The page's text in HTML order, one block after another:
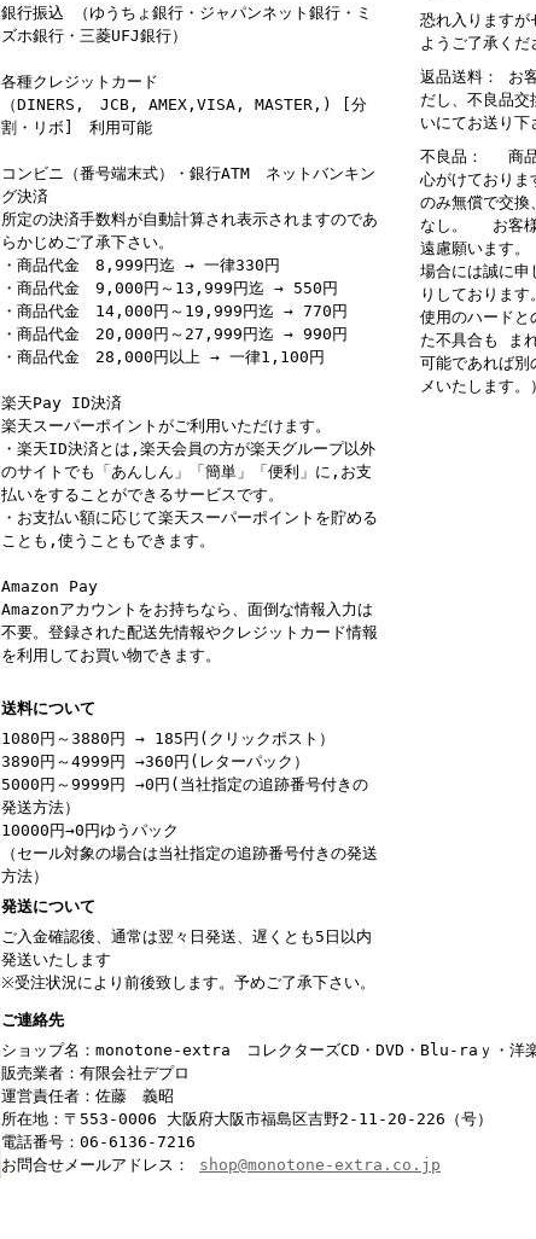
銀行振込 （ゆうちょ銀行・ジャパンネット銀行・ミ
ズホ銀行・三菱UFJ銀行）
各種クレジットカード
（DINERS, JCB, AMEX,VISA, MASTER,) [分
割・リボ] 利用可能
コンビニ（番号端末式）・銀行ATM ネットバンキン
グ決済
所定の決済手数料が自動計算され表示されますのであ
らかじめご了承下さい。
・商品代金 8,999円迄 → 一律330円
・商品代金 9,000円～13,999円迄 → 550円
・商品代金 14,000円～19,999円迄 → 770円
・商品代金 20,000円～27,999円迄 → 990円
・商品代金 28,000円以上 → 一律1,100円
楽天Pay ID決済
楽天スーパーポイントがご利用いただけます。
・楽天ID決済とは,楽天会員の方が楽天グループ以外
のサイトでも「あんしん」「簡単」「便利」に,お支
払いをすることができるサービスです。
・お支払い額に応じて楽天スーパーポイントを貯める
ことも,使うこともできます。
Amazon Pay
Amazonアカウントをお持ちなら、面倒な情報入力は
不要。登録された配送先情報やクレジットカード情報
を利用してお買い物できます。
送料について
1080円～3880円 → 185円(クリックポスト）
3890円～4999円 →360円(レターパック）
5000円～9999円 →0円(当社指定の追跡番号付きの
発送方法）
10000円→0円ゆうパック
（セール対象の場合は当社指定の追跡番号付きの発送
方法）
発送について
ご入金確認後、通常は翌々日発送、遅くとも5日以内
発送いたします
※受注状況により前後致します。予めご了承下さい。
恐れ入りますが
ようご了承くだ
返品送料： お
だし、不良品交
いにてお送り下
不良品： 商品
心がけておりま
のみ無償で交換
なし。 お客様
遠慮願います
場合には誠に申
りしておりま
使用のハードと
た不具合も ま
可能であれば別
メいたします
ご連絡先
ショップ名：monotone-extra コレクターズCD・DVD・Blu-raｙ・洋
販売業者：有限会社デプロ
運営責任者：佐藤 義昭
所在地：〒553-0006 大阪府大阪市福島区吉野2-11-20-226（号）
電話番号：06-6136-7216
お問合せメールアドレス： shop@monotone-extra.co.jp